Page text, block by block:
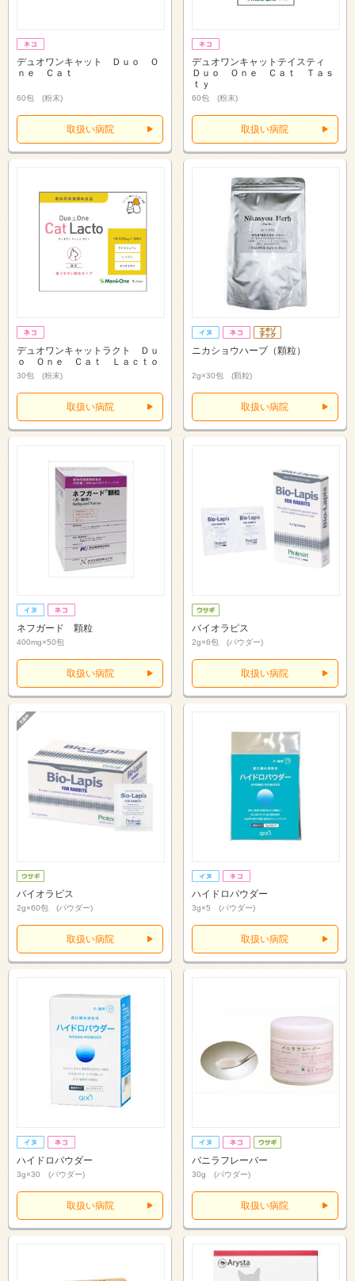
デュオワンキャット Ｄｕｏ Ｏ
ｎｅ Ｃａｔ
60包 (粉末)
取扱い病院
デュオワンキャットテイスティ
Ｄｕｏ Ｏｎｅ Ｃａｔ Ｔａｓ
ｔｙ
60包 (粉末)
取扱い病院
デュオワンキャットラクト Ｄｕ
ｏ Ｏｎｅ Ｃａｔ Ｌａｃｔｏ
30包 (粉末)
取扱い病院
ニカショウハーブ（顆粒）
2g×30包 (顆粒)
取扱い病院
ネフガード 顆粒
400mg×50包
取扱い病院
バイオラピス
2g×6包 (パウダー)
取扱い病院
バイオラピス
2g×60包 (パウダー)
取扱い病院
ハイドロパウダー
3g×5 (パウダー)
取扱い病院
ハイドロパウダー
3g×30 (パウダー)
取扱い病院
バニラフレーバー
30g (パウダー)
取扱い病院